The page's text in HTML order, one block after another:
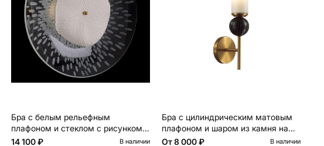
Бра с белым рельефным
плафоном и стеклом с рисунком
FLOW
14 100 ₽ В наличии
Бра с цилиндрическим матовым
плафоном и шаром из камня на
металлическом основании Orb
От8 000 ₽ В наличии